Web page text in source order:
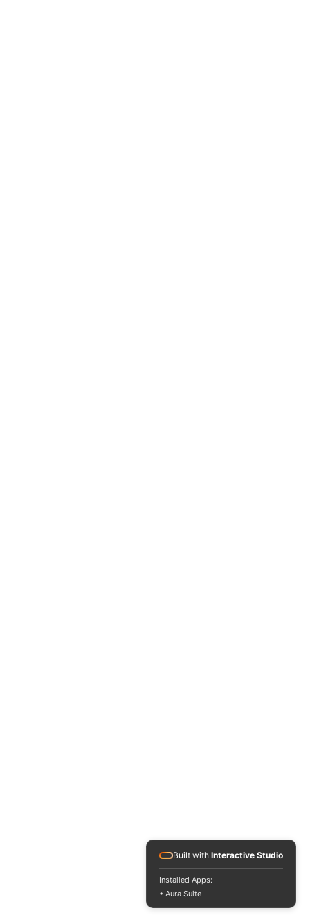
Built with Interactive Studio
Installed Apps:
• Aura Suite